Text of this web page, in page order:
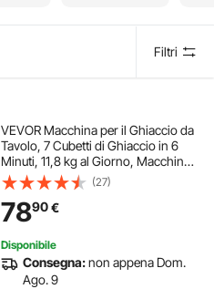
Filtri
VEVOR Macchina per il Ghiaccio da
Tavolo, 7 Cubetti di Ghiaccio in 6
Minuti, 11,8 kg al Giorno, Macchina
Autopulente con Paletta, con 2
Dimensioni Raccolto per Casa,
Cucina, Ufficio, Bar, Feste
(27)
7890€
Disponibile
Consegna:non appena Dom.
Ago. 9